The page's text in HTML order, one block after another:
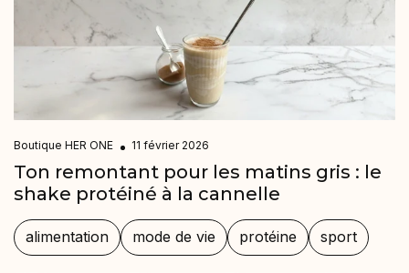
Boutique HER ONE 11 février 2026
Ton remontant pour les matins gris : le
shake protéiné à la cannelle
alimentation mode de vie protéine sport